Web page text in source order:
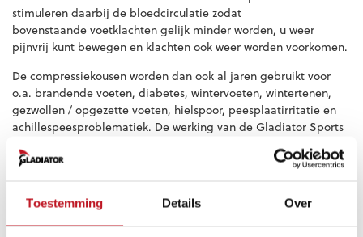
Toestemming Details Over
stimuleren daarbij de bloedcirculatie zodat
bovenstaande voetklachten gelijk minder worden, u weer
pijnvrij kunt bewegen en klachten ook weer worden voorkomen.
De compressiekousen worden dan ook al jaren gebruikt voor
o.a. brandende voeten, diabetes, wintervoeten, wintertenen,
gezwollen / opgezette voeten, hielspoor, peesplaatirritatie en
achillespeesproblematiek. De werking van de Gladiator Sports
worden al jaren door miljoenen mensen met groot succes
tijdens het sporten.
Materiaal: Nylon en Katoen